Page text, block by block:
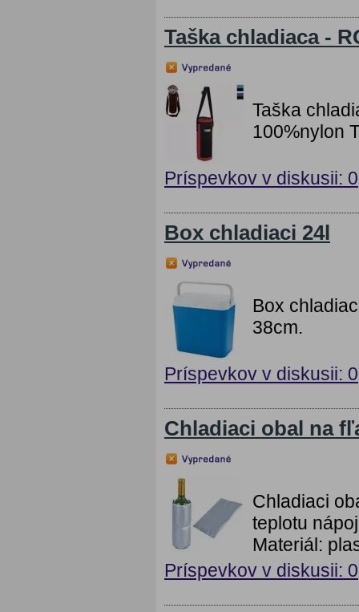
Taška chladiaca -
Taška
100%nylon
Príspevkov v diskusii: 0
Box chladiaci 24l
Box
38cm.
Príspevkov v diskusii: 0
Chladiaci obal na
Chladiaci
teplotu
Materiál:
Príspevkov v diskusii: 0